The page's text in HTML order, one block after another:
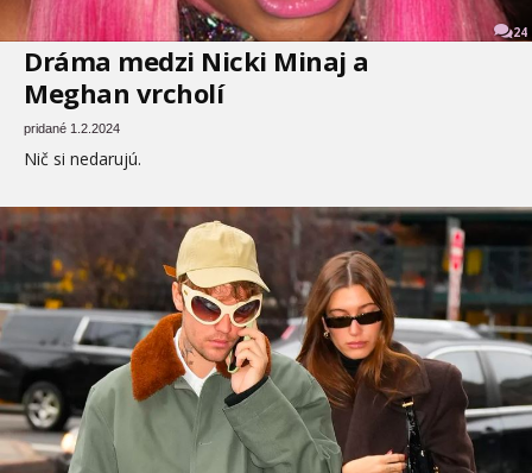
24
Dráma medzi Nicki Minaj a
Meghan vrcholí
pridané 1.2.2024
Nič si nedarujú.